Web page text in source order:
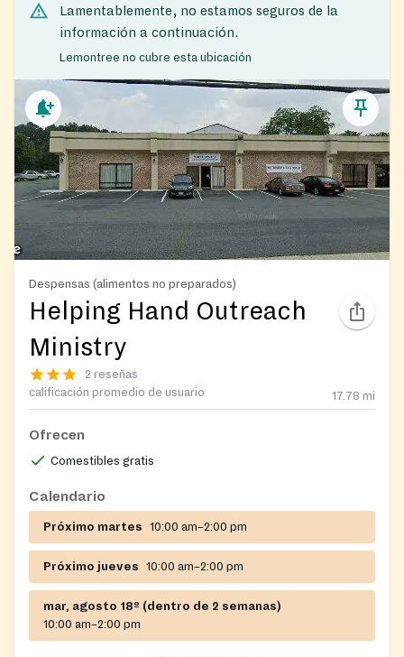
Lamentablemente, no estamos seguros de la
información a continuación.
Lemontree no cubre esta ubicación
Despensas (alimentos no preparados)
Helping Hand Outreach
Ministry
2 reseñas
calificación promedio de usuario
17.78 mi
Ofrecen
Comestibles gratis
Calendario
Próximo martes 10:00 am–2:00 pm
Próximo jueves 10:00 am–2:00 pm
mar, agosto 18º (dentro de 2 semanas)
10:00 am–2:00 pm